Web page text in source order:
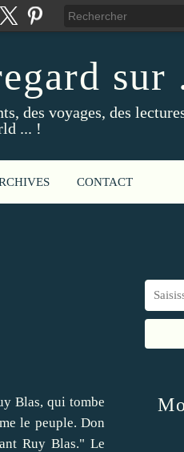
sur
des voyages, des
... !
CONTACT
Blas, qui tombe
le peuple. Don
Ruy Blas." Le